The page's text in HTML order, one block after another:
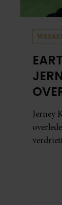
Jerney